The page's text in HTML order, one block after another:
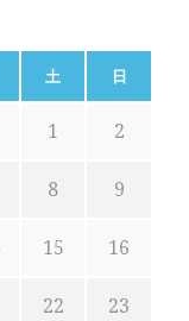
土 日
1 2
8 9
15 16
22 23